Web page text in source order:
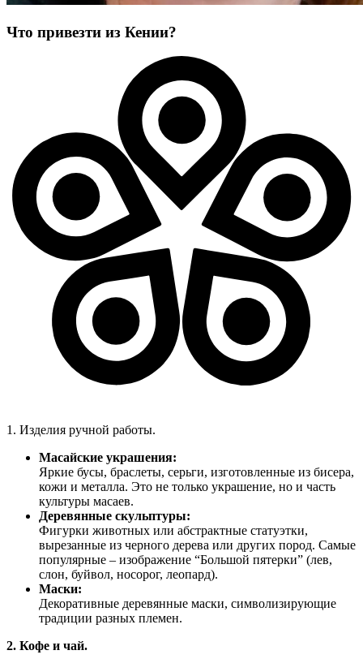
Что привезти из Кении?
1. Изделия ручной работы.
Масайские украшения:
Яркие бусы, браслеты, серьги, изготовленные из бисера,
кожи и металла. Это не только украшение, но и часть
культуры масаев.
Деревянные скульптуры:
Фигурки животных или абстрактные статуэтки,
вырезанные из черного дерева или других пород. Самые
популярные – изображение “Большой пятерки” (лев,
слон, буйвол, носорог, леопард).
Маски:
Декоративные деревянные маски, символизирующие
традиции разных племен.
2. Кофе и чай.